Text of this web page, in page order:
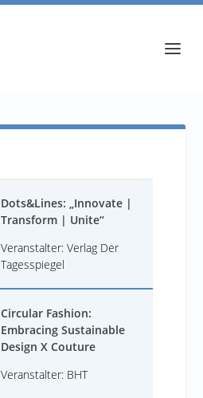
Dots&Lines: „Innovate |
Transform | Unite“
Veranstalter: Verlag Der
Tagesspiegel
Circular Fashion:
Embracing Sustainable
Design X Couture
Veranstalter: BHT